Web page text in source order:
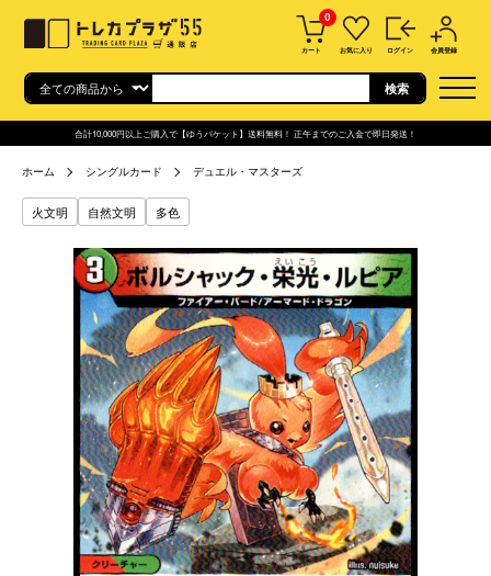
0
カート お気に入り ログイン 会員登録
合計10,000円以上ご購入で【ゆうパケット】送料無料！ 正午までのご入金で即日発送！
ホーム シングルカード デュエル・マスターズ
火文明 自然文明 多色